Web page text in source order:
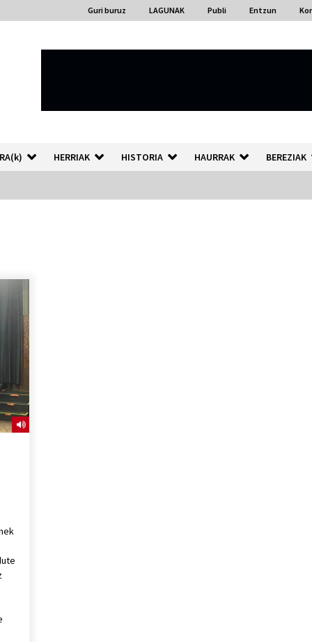
Guri buruz LAGUNAK Publi Entzun
HERRIAK HISTORIA HAURRAK BEREZIAK